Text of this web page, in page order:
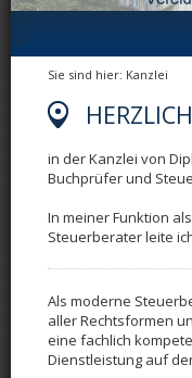
Sie sind hier: Kanzlei
in der Kanzlei von
Buchprüfer und
In meiner Funktion
Steuerberater leite
Als moderne
aller Rechtsformen
eine fachlich
Dienstleistung auf